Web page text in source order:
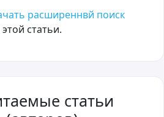
расширеннвй поиск
статьи.
статьи